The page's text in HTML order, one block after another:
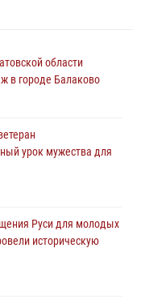
области
в городе Балаково
урок мужества для
Руси для молодых
историческую